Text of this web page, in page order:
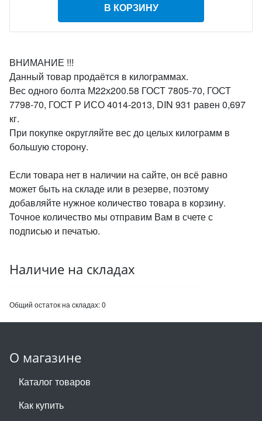
В КОРЗИНУ
ВНИМАНИЕ !!!
Данный товар продаётся в килограммах.
Вес одного болта М22х200.58 ГОСТ 7805-70, ГОСТ
7798-70, ГОСТ Р ИСО 4014-2013, DIN 931 равен 0,697
кг.
При покупке округляйте вес до целых килограмм в
большую сторону.
Если товара нет в наличии на сайте, он всё равно
может быть на складе или в резерве, поэтому
добавляйте нужное количество товара в корзину.
Точное количество мы отправим Вам в счете с
подписью и печатью.
Наличие на складах
Общий остаток на складах:0
О магазине
Каталог товаров
Как купить